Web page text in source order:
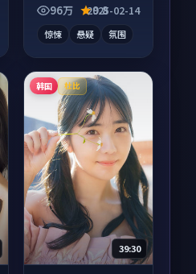
线，配乐与镜头配合
96万 9.8
2025-02-14
惊悚 悬疑 氛围
韩国 杜比
39:30